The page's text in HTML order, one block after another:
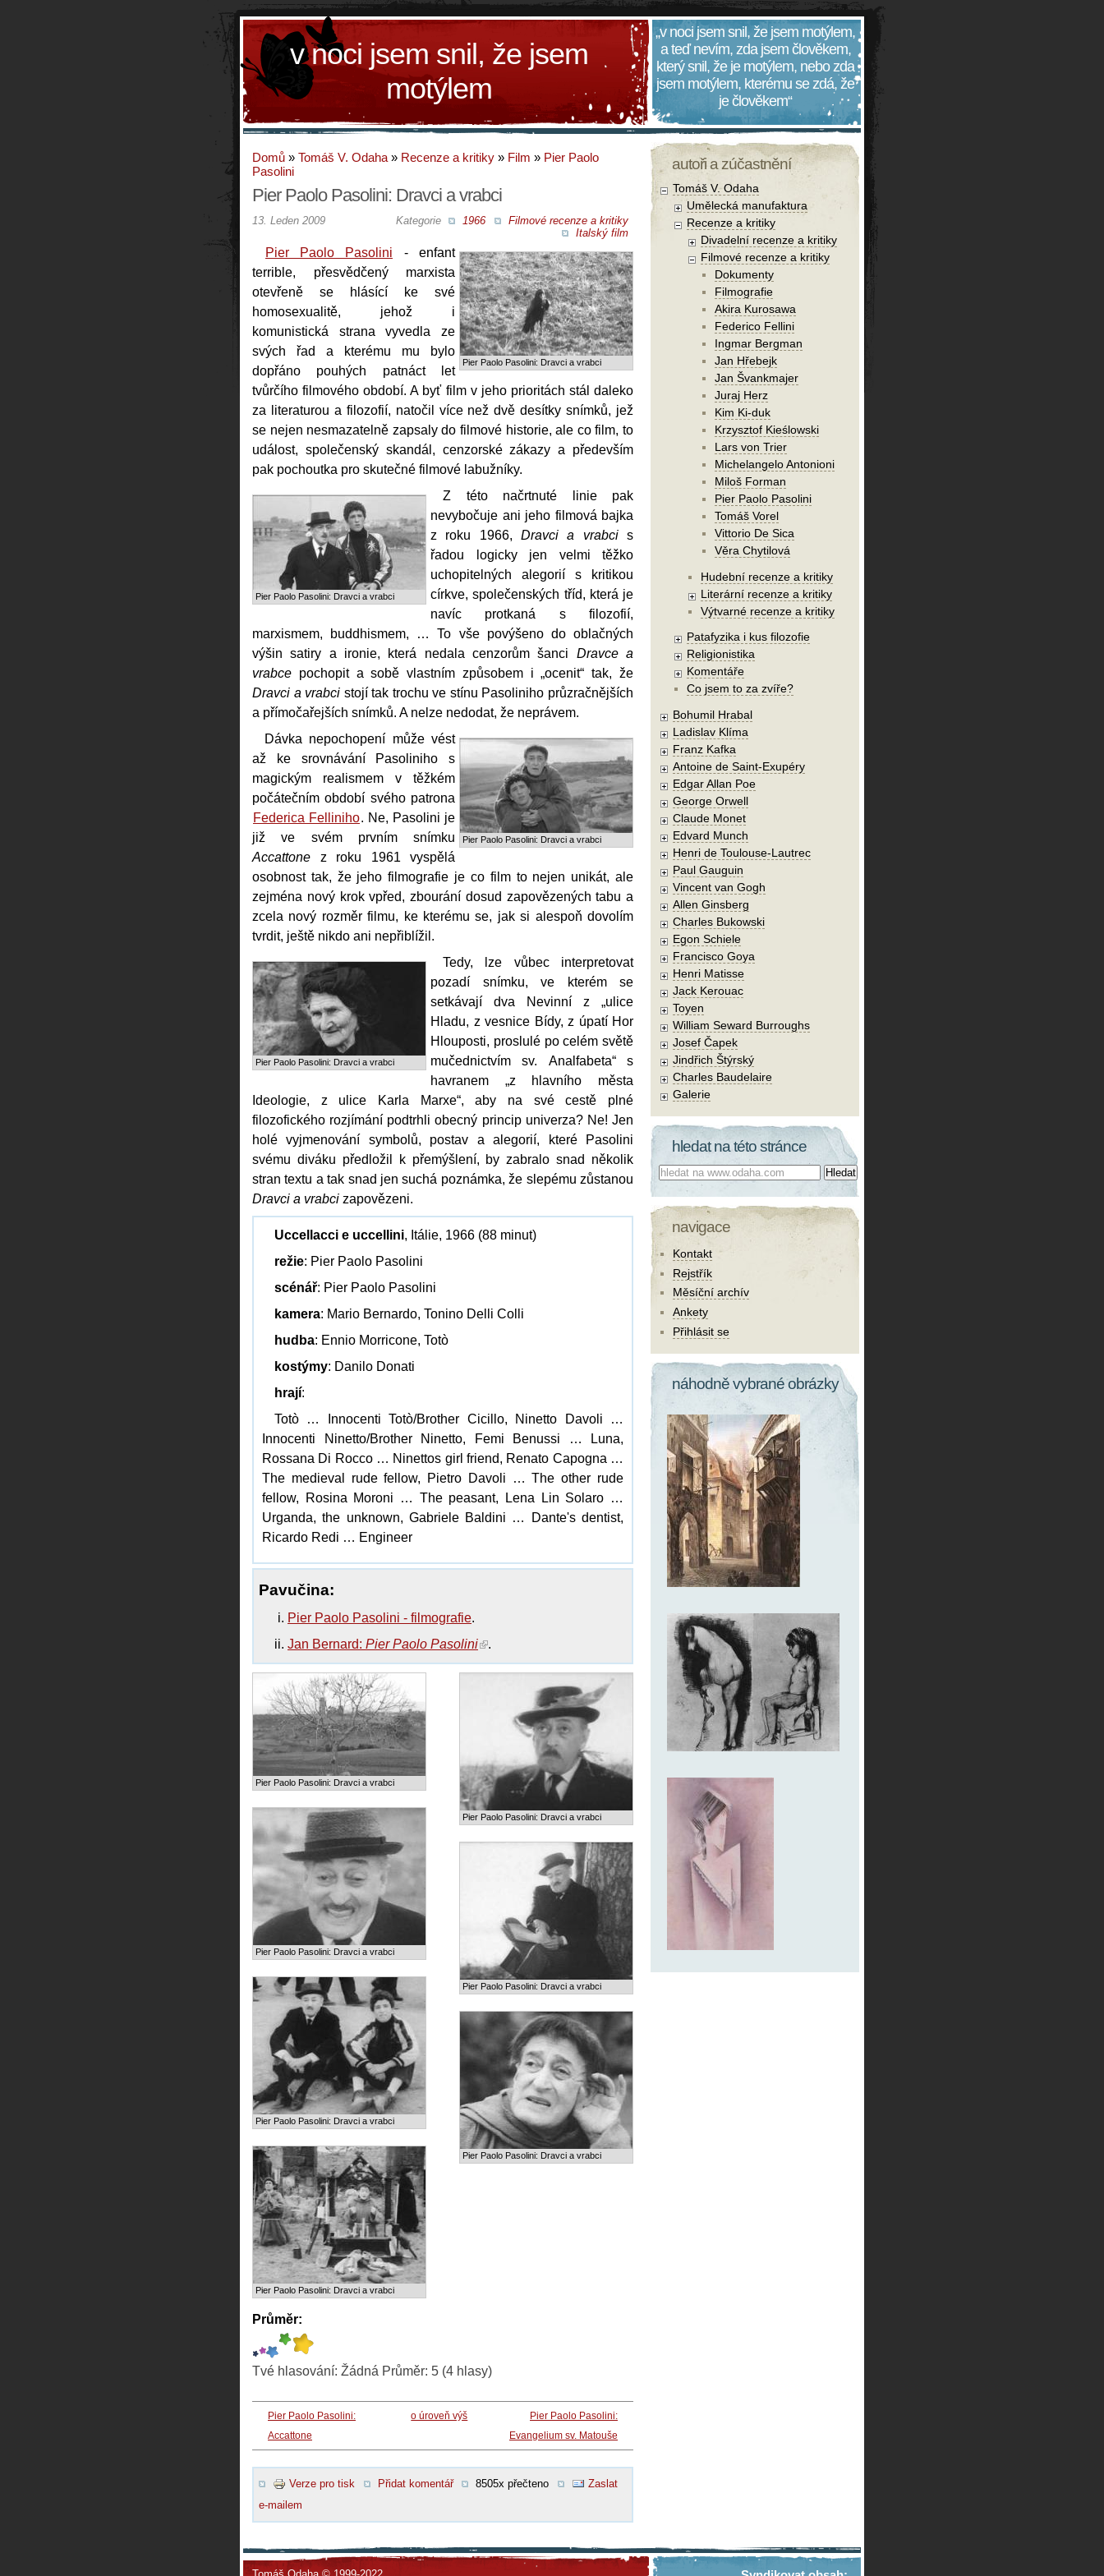
v noci jsem snil, že jsem
motýlem
„v noci jsem snil, že jsem motýlem,
a teď nevím, zda jsem člověkem,
který snil, že je motýlem, nebo zda
jsem motýlem, kterému se zdá, že
je člověkem“
Domů » Tomáš V. Odaha » Recenze a kritiky » Film » Pier Paolo
Pasolini
Pier Paolo Pasolini: Dravci a vrabci
Kategorie 1966
Filmové recenze a kritiky
Italský film
13. Leden 2009
Pier Paolo Pasolini: Dravci a vrabci
Pier Paolo Pasolini
- enfant
terrible, přesvědčený marxista
otevřeně se hlásící ke své
homosexualitě, jehož i
komunistická strana vyvedla ze
svých řad a kterému mu bylo
dopřáno pouhých patnáct let
tvůrčího filmového období. A byť film v jeho prioritách stál daleko
za literaturou a filozofií, natočil více než dvě desítky snímků, jež
se nejen nesmazatelně zapsaly do filmové historie, ale co film, to
událost, společenský skandál, cenzorské zákazy a především
pak pochoutka pro skutečné filmové labužníky.
Pier Paolo Pasolini: Dravci a vrabci
Z této načrtnuté linie pak
nevybočuje ani jeho filmová bajka
z roku 1966, Dravci a vrabcis
řadou logicky jen velmi těžko
uchopitelných alegorií s kritikou
církve, společenských tříd, která je
navíc protkaná s filozofií,
marxismem, buddhismem, … To vše povýšeno do oblačných
výšin satiry a ironie, která nedala cenzorům šanci Dravce a
vrabce pochopit a sobě vlastním způsobem i „ocenit“ tak, že
Dravci a vrabci stojí tak trochu ve stínu Pasoliniho průzračnějších
a přímočařejších snímků. A nelze nedodat, že neprávem.
Pier Paolo Pasolini: Dravci a vrabci
Dávka nepochopení může vést
až ke srovnávání Pasoliniho s
magickým realismem v těžkém
počátečním období svého patrona
Federica Felliniho. Ne, Pasolini je
již ve svém prvním snímku
Accattone z roku 1961 vyspělá
osobnost tak, že jeho filmografie je co film to nejen unikát, ale
zejména nový krok vpřed, zbourání dosud zapovězených tabu a
zcela nový rozměr filmu, ke kterému se, jak si alespoň dovolím
tvrdit, ještě nikdo ani nepřiblížil.
Pier Paolo Pasolini: Dravci a vrabci
Tedy, lze vůbec interpretovat
pozadí snímku, ve kterém se
setkávají dva Nevinní z „ulice
Hladu, z vesnice Bídy, z úpatí Hor
Hlouposti, proslulé po celém světě
mučednictvím sv. Analfabeta“ s
havranem „z hlavního města
Ideologie, z ulice Karla Marxe“, aby na své cestě plné
filozofického rozjímání podtrhli obecný princip univerza? Ne! Jen
holé vyjmenování symbolů, postav a alegorií, které Pasolini
svému diváku předložil k přemýšlení, by zabralo snad několik
stran textu a tak snad jen suchá poznámka, že slepému zůstanou
Dravci a vrabci zapovězeni.
Uccellacci e uccellini, Itálie, 1966 (88 minut)
režie: Pier Paolo Pasolini
scénář: Pier Paolo Pasolini
kamera: Mario Bernardo, Tonino Delli Colli
hudba: Ennio Morricone, Totò
kostýmy: Danilo Donati
hrají:
Totò … Innocenti Totò/Brother Cicillo, Ninetto Davoli …
Innocenti Ninetto/Brother Ninetto, Femi Benussi … Luna,
Rossana Di Rocco … Ninettos girl friend, Renato Capogna …
The medieval rude fellow, Pietro Davoli … The other rude
fellow, Rosina Moroni … The peasant, Lena Lin Solaro …
Urganda, the unknown, Gabriele Baldini … Dante's dentist,
Ricardo Redi … Engineer
Pavučina:
Pier Paolo Pasolini - filmografie.
Jan Bernard: Pier Paolo Pasolini .
Pier Paolo Pasolini: Dravci a vrabci
Pier Paolo Pasolini: Dravci a vrabci
Pier Paolo Pasolini: Dravci a vrabci
Pier Paolo Pasolini: Dravci a vrabci
Pier Paolo Pasolini: Dravci a vrabci
Pier Paolo Pasolini: Dravci a vrabci
Pier Paolo Pasolini: Dravci a vrabci
Průměr:
Tvé hlasování: Žádná Průměr: 5 (4 hlasy)
Pier Paolo Pasolini:
Accattone
o úroveň výš
Pier Paolo Pasolini:
Evangelium sv. Matouše
Verze pro tisk Přidat komentář 8505x přečteno
Zaslat
e-mailem
autoři a zúčastnění
Tomáš V. Odaha
Umělecká manufaktura
Recenze a kritiky
Divadelní recenze a kritiky
Filmové recenze a kritiky
Dokumenty
Filmografie
Akira Kurosawa
Federico Fellini
Ingmar Bergman
Jan Hřebejk
Jan Švankmajer
Juraj Herz
Kim Ki-duk
Krzysztof Kieślowski
Lars von Trier
Michelangelo Antonioni
Miloš Forman
Pier Paolo Pasolini
Tomáš Vorel
Vittorio De Sica
Věra Chytilová
Hudební recenze a kritiky
Literární recenze a kritiky
Výtvarné recenze a kritiky
Patafyzika i kus filozofie
Religionistika
Komentáře
Co jsem to za zvíře?
Bohumil Hrabal
Ladislav Klíma
Franz Kafka
Antoine de Saint-Exupéry
Edgar Allan Poe
George Orwell
Claude Monet
Edvard Munch
Henri de Toulouse-Lautrec
Paul Gauguin
Vincent van Gogh
Allen Ginsberg
Charles Bukowski
Egon Schiele
Francisco Goya
Henri Matisse
Jack Kerouac
Toyen
William Seward Burroughs
Josef Čapek
Jindřich Štýrský
Charles Baudelaire
Galerie
hledat na této stránce
Co hledat:
navigace
Kontakt
Rejstřík
Měsíční archív
Ankety
Přihlásit se
náhodně vybrané obrázky
Tomáš Odaha © 1999-2022